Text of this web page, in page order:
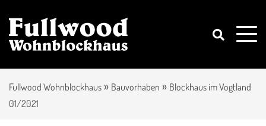
Fullwood Wohnblockhaus » Bauvorhaben » Blockhaus im Vogtland
01/2021